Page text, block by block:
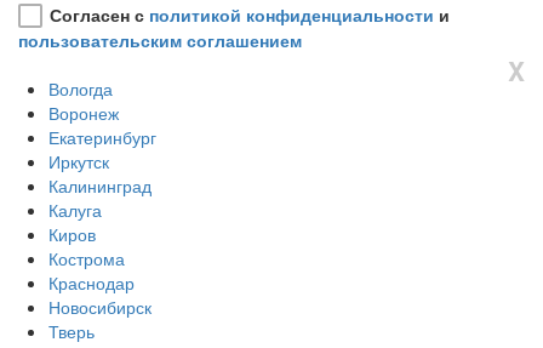
Согласен с политикой конфиденциальности и
пользовательским соглашением
X
Вологда
Воронеж
Екатеринбург
Иркутск
Калининград
Калуга
Киров
Кострома
Краснодар
Новосибирск
Тверь